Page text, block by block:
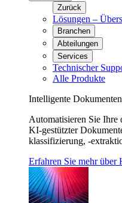
Zurück
Lösungen –
Branchen
Abteilungen
Services
Technischer
Alle Produkte
Intelligente
Automatisieren Sie Ihre
KI-gestützter
klassifizierung, -
Erfahren Sie mehr über